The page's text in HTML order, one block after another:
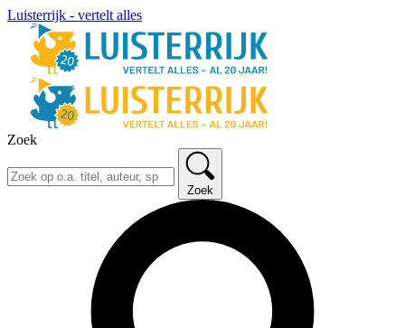
Luisterrijk - vertelt alles
Zoek
Zoek